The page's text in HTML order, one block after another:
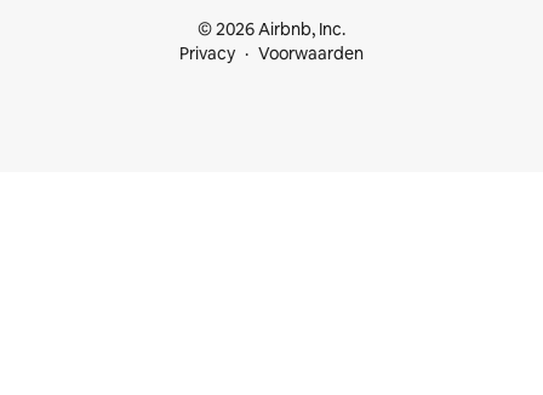
© 2026 Airbnb, Inc.
Privacy
Voorwaarden